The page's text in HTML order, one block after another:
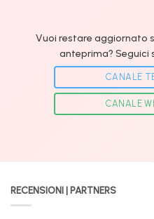
Vuoi restare aggiornato
anteprima? Seguici
CANALE
CANALE
RECENSIONI | PARTNERS